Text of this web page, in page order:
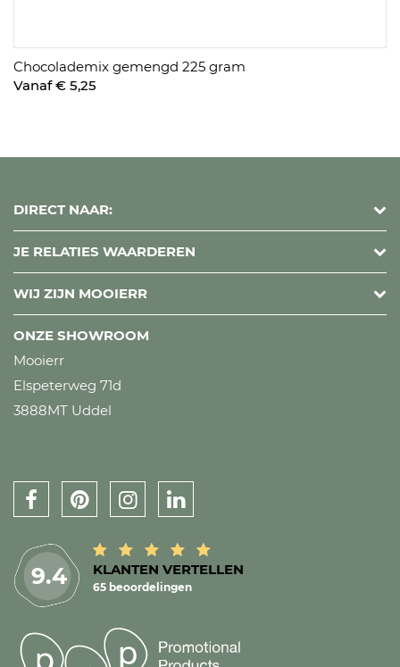
Chocolademix gemengd 225 gram
Vanaf € 5,25
DIRECT NAAR:
JE RELATIES WAARDEREN
WIJ ZIJN MOOIERR
ONZE SHOWROOM
Mooierr
Elspeterweg 71d
3888MT Uddel
9.4 KLANTEN VERTELLEN
65 beoordelingen